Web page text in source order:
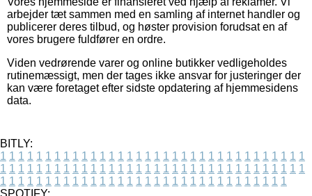
arbejder tæt sammen med en samling af internet handler og
publicerer deres tilbud, og høster provision forudsat en af
vores brugere fuldfører en ordre.
Viden vedrørende varer og online butikker vedligeholdes
rutinemæssigt, men der tages ikke ansvar for justeringer der
kan være foretaget efter sidste opdatering af hjemmesidens
data.
BITLY:
1 1 1 1 1 1 1 1 1 1 1 1 1 1 1 1 1 1 1 1 1 1 1 1 1 1 1 1 1 1 1 1 1 1
1 1 1 1 1 1 1 1 1 1 1 1 1 1 1 1 1 1 1 1 1 1 1 1 1 1 1 1 1 1 1 1 1 1
1 1 1 1 1 1 1 1 1 1 1 1 1 1 1 1 1 1 1 1 1 1 1 1 1 1 1 1 1 1 1 1
SPOTIFY: